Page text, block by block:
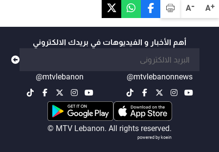
A+
A-
أهم الأخبار و الفيديوهات في بريدك الالكتروني
@mtvlebanonnews
@mtvlebanon
© MTV Lebanon. All rights reserved.
powered by koein